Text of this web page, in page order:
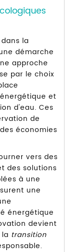
la
démarche
approche
par le choix
et
d'eau. Ces
de
économies
vers des
des solutions
à une
une
énergétique
devient
transition